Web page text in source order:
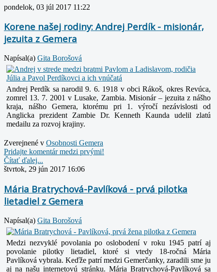
pondelok, 03 júl 2017 11:22
Korene našej rodiny: Andrej Perdík - misionár,
jezuita z Gemera
Napísal(a) Gita Borošová
Andrej Perdík sa narodil 9. 6. 1918 v obci Rákoš, okres Revúca,
zomrel 13. 7. 2001 v Lusake, Zambia. Misionár – jezuita z nášho
kraja, nášho Gemera, ktorému pri 1. výročí nezávislosti od
Anglicka prezident Zambie Dr. Kenneth Kaunda udelil zlatú
medailu za rozvoj krajiny.
Zverejnené v Osobnosti Gemera
Pridajte komentár medzi prvými!
Čítať ďalej...
štvrtok, 29 jún 2017 16:06
Mária Bratrychová-Pavlíková - prvá pilotka
lietadiel z Gemera
Napísal(a) Gita Borošová
Medzi nezvyklé povolania po oslobodení v roku 1945 patrí aj
povolanie pilotky lietadiel, ktoré si vtedy 18-ročná Mária
Pavlíková vybrala. Keďže patrí medzi Gemerčanky, zaradili sme ju
aj na našu internetovú stránku. Mária Bratrychová-Pavlíková sa